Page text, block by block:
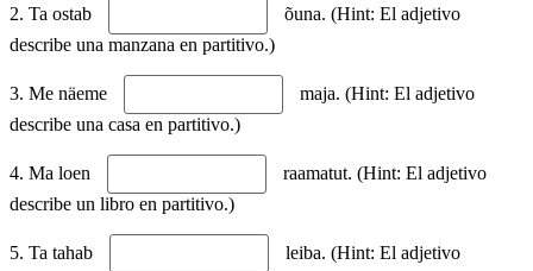
2. Ta ostab
õuna. (Hint: El adjetivo
describe una manzana en partitivo.)
3. Me näeme
maja. (Hint: El adjetivo
describe una casa en partitivo.)
4. Ma loen
raamatut. (Hint: El adjetivo
describe un libro en partitivo.)
5. Ta tahab
leiba. (Hint: El adjetivo